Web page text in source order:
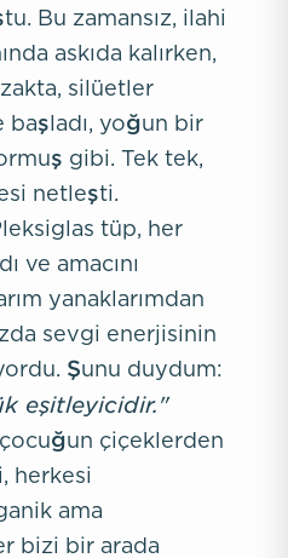
Bu zamansız, ilahi
askıda kalırken,
silüetler
yoğun bir
gibi. Tek tek,
netleşti.
tüp, her
ve amacını
yanaklarımdan
sevgi enerjisinin
Şunu duydum:
eşitleyicidir."
çiçeklerden
herkesi
ama
bizi bir arada